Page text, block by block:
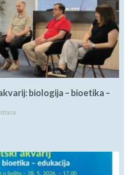
biologija – bioetika –